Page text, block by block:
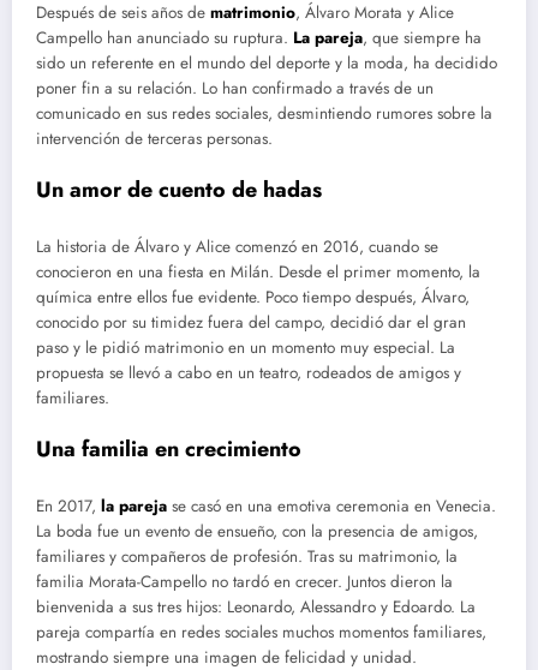
Después de seis años de matrimonio, Álvaro Morata y Alice
Campello han anunciado su ruptura. La pareja, que siempre ha
sido un referente en el mundo del deporte y la moda, ha decidido
poner fin a su relación. Lo han confirmado a través de un
comunicado en sus redes sociales, desmintiendo rumores sobre la
intervención de terceras personas.
Un amor de cuento de hadas
La historia de Álvaro y Alice comenzó en 2016, cuando se
conocieron en una fiesta en Milán. Desde el primer momento, la
química entre ellos fue evidente. Poco tiempo después, Álvaro,
conocido por su timidez fuera del campo, decidió dar el gran
paso y le pidió matrimonio en un momento muy especial. La
propuesta se llevó a cabo en un teatro, rodeados de amigos y
familiares.
Una familia en crecimiento
En 2017, la pareja se casó en una emotiva ceremonia en Venecia.
La boda fue un evento de ensueño, con la presencia de amigos,
familiares y compañeros de profesión. Tras su matrimonio, la
familia Morata-Campello no tardó en crecer. Juntos dieron la
bienvenida a sus tres hijos: Leonardo, Alessandro y Edoardo. La
pareja compartía en redes sociales muchos momentos familiares,
mostrando siempre una imagen de felicidad y unidad.